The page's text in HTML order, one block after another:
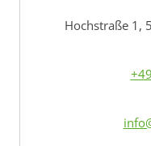
Hochstraße 1,